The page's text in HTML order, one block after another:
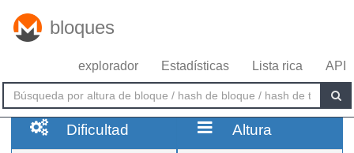
bloques
explorador Estadísticas Lista rica API
Dificultad Altura